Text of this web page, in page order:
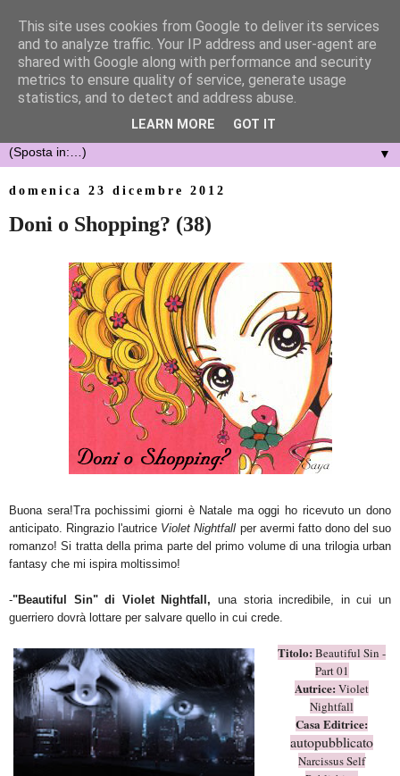
▼
domenica 23 dicembre 2012
Doni o Shopping? (38)
Buona sera!Tra pochissimi giorni è Natale ma oggi ho ricevuto un dono
anticipato. Ringrazio l'autrice Violet Nightfall per avermi fatto dono del suo
romanzo! Si tratta della prima parte del primo volume di una trilogia urban
fantasy che mi ispira moltissimo!
-"Beautiful Sin" di Violet Nightfall,una storia incredibile , in cui un
guerriero dovrà lottare per salvare quello in cui crede.
Titolo: Beautiful Sin-
Part 01
Autrice:Violet
Nightfall
Casa Editrice:
autopubblicato
Narcissus Self
This site uses cookies from Google to deliver its services
and to analyze traffic. Your IP address and user-agent are
shared with Google along with performance and security
metrics to ensure quality of service, generate usage
statistics, and to detect and address abuse.
LEARN MORE GOT IT